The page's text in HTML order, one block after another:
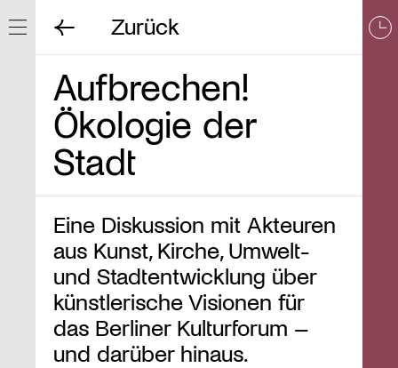
Navigation ein/ausblenden
Zurück
Aufbrechen!
Ökologie der
Stadt
Eine Diskussion mit Akteuren
aus Kunst, Kirche, Umwelt-
und Stadtentwicklung über
künstlerische Visionen für
das Berliner Kulturforum –
und darüber hinaus.